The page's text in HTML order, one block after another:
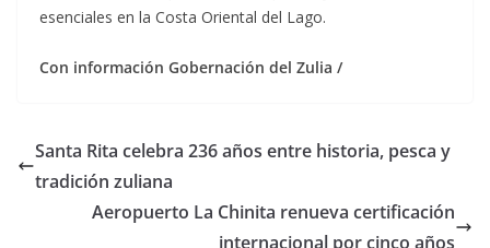
esenciales en la Costa Oriental del Lago.
Con información Gobernación del Zulia /
Santa Rita celebra 236 años entre historia, pesca y
tradición zuliana
Aeropuerto La Chinita renueva certificación
internacional por cinco años